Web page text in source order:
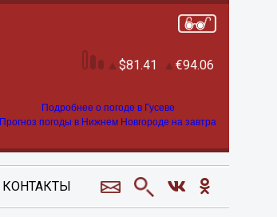
81.41 94.06
Подробнее о погоде в Гусеве
Прогноз погоды в Нижнем Новгороде на завтра
КОНТАКТЫ